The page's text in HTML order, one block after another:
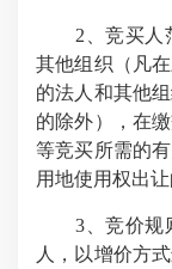
2、竞买人范
其他组织（凡
的法人和其他
的除外），在
等竞买所需的
用地使用权出让
3、竞价规则
人，以增价方